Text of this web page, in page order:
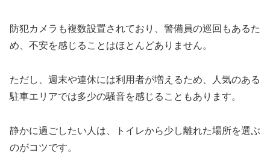
防犯カメラも複数設置されており、警備員の巡回もあるた
め、不安を感じることはほとんどありません。
ただし、週末や連休には利用者が増えるため、人気のある
駐車エリアでは多少の騒音を感じることもあります。
静かに過ごしたい人は、トイレから少し離れた場所を選ぶ
のがコツです。